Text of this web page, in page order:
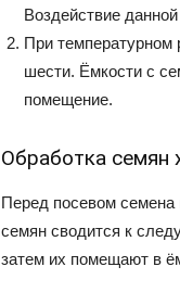
Воздействие
При температурном
шести. Ёмкости с
помещение.
Обработка семян
Перед посевом семена
семян сводится к
затем их помещают в